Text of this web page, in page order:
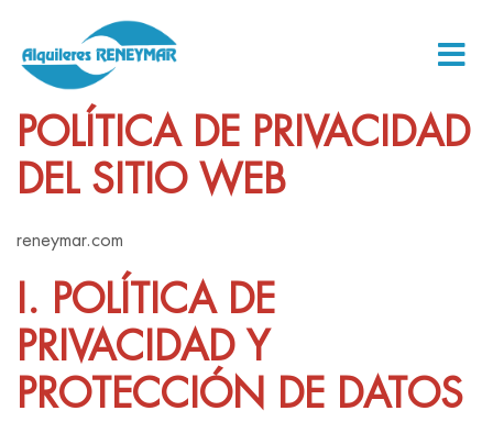
POLÍTICA DE PRIVACIDAD
DEL SITIO WEB
reneymar.com
I. POLÍTICA DE
PRIVACIDAD Y
PROTECCIÓN DE DATOS